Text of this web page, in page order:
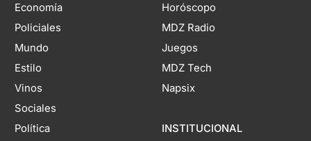
Economía
Policiales
Mundo
Estilo
Vinos
Sociales
Política
Horóscopo
MDZ Radio
Juegos
MDZ Tech
Napsix
INSTITUCIONAL